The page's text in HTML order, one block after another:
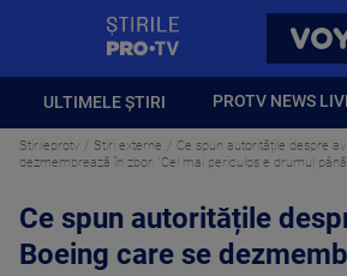
ULTIMELE ȘTIRI PROTV NEWS
Stirileprotv Stiri externe
Ce spun autoritățile despre
dezmembrează în zbor. ”Cel mai periculos e drumul până
Ce spun autoritățile
Boeing care se